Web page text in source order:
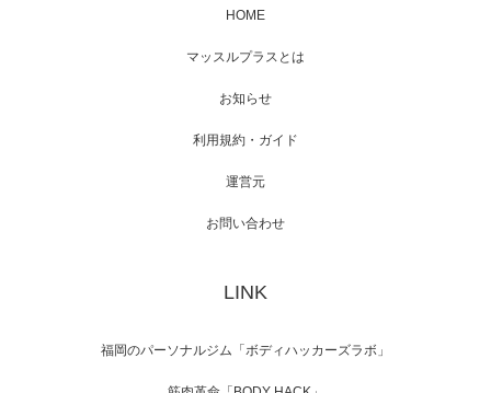
【TV】NHK BS「COOL JAPAN 」にてマッス
【WEB】「猫と焼き芋とマッチョ」の素材を
HOME
マッスルプラスとは
お知らせ
利用規約・ガイド
運営元
お問い合わせ
LINK
福岡のパーソナルジム「ボディハッカーズラボ」